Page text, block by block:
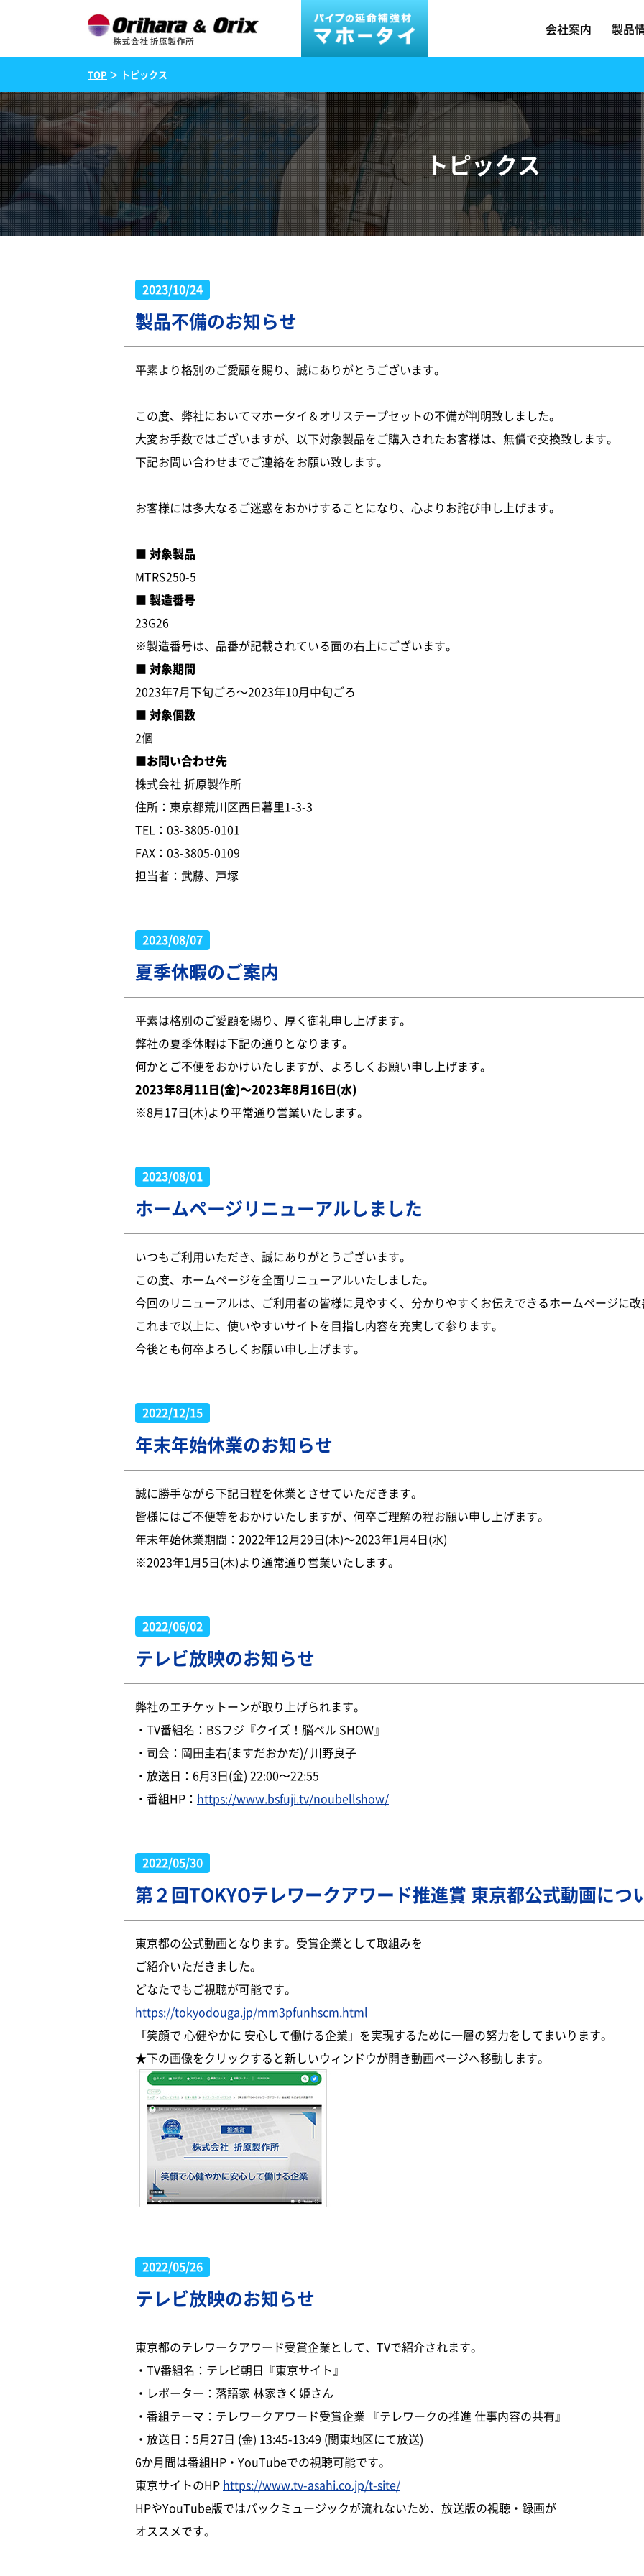
会社案内 製品
TOP ＞ トピックス
トピックス
2023/10/24
製品不備のお知らせ
平素より格別のご愛顧を賜り、誠にありがとうございます。
この度、弊社においてマホータイ＆オリステープセットの不備が判明致しました。
大変お手数ではございますが、以下対象製品をご購入されたお客様は、無償で交換致します。
下記お問い合わせまでご連絡をお願い致します。
お客様には多大なるご迷惑をおかけすることになり、心よりお詫び申し上げます。
■ 対象製品
MTRS250-5
■ 製造番号
23G26
※製造番号は、品番が記載されている面の右上にございます。
■ 対象期間
2023年7月下旬ごろ～2023年10月中旬ごろ
■ 対象個数
2個
■お問い合わせ先
株式会社 折原製作所
住所：東京都荒川区西日暮里1-3-3
TEL：03-3805-0101
FAX：03-3805-0109
担当者：武藤、戸塚
2023/08/07
夏季休暇のご案内
平素は格別のご愛顧を賜り、厚く御礼申し上げます。
弊社の夏季休暇は下記の通りとなります。
何かとご不便をおかけいたしますが、よろしくお願い申し上げます。
2023年8月11日(金)～2023年8月16日(水)
※8月17日(木)より平常通り営業いたします。
2023/08/01
ホームページリニューアルしました
いつもご利用いただき、誠にありがとうございます。
この度、ホームページを全面リニューアルいたしました。
今回のリニューアルは、ご利用者の皆様に見やすく、分かりやすくお伝えできるホームページに改
これまで以上に、使いやすいサイトを目指し内容を充実して参ります。
今後とも何卒よろしくお願い申し上げます。
2022/12/15
年末年始休業のお知らせ
誠に勝手ながら下記日程を休業とさせていただきます。
皆様にはご不便等をおかけいたしますが、何卒ご理解の程お願い申し上げます。
年末年始休業期間：2022年12月29日(木)～2023年1月4日(水)
※2023年1月5日(木)より通常通り営業いたします。
2022/06/02
テレビ放映のお知らせ
弊社のエチケットーンが取り上げられます。
・TV番組名：BSフジ『クイズ！脳ベル SHOW』
・司会：岡田圭右(ますだおかだ)/ 川野良子
・放送日：6月3日(金) 22:00〜22:55
・番組HP： https://www.bsfuji.tv/noubellshow/
2022/05/30
第２回TOKYOテレワークアワード推進賞 東京都公式動画につ
東京都の公式動画となります。受賞企業として取組みを
ご紹介いただきました。
どなたでもご視聴が可能です。
https://tokyodouga.jp/mm3pfunhscm.html
「笑顔で 心健やかに 安心して働ける企業」を実現するために一層の努力をしてまいります。
★下の画像をクリックすると新しいウィンドウが開き動画ページへ移動します。
2022/05/26
テレビ放映のお知らせ
東京都のテレワークアワード受賞企業として、TVで紹介されます。
・TV番組名：テレビ朝日『東京サイト』
・レポーター：落語家 林家きく姫さん
・番組テーマ：テレワークアワード受賞企業 『テレワークの推進 仕事内容の共有』
・放送日：5月27日 (金) 13:45-13:49 (関東地区にて放送)
6か月間は番組HP・YouTubeでの視聴可能です。
東京サイトのHP https://www.tv-asahi.co.jp/t-site/
HPやYouTube版ではバックミュージックが流れないため、放送版の視聴・録画が
オススメです。